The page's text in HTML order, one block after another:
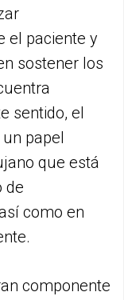
el paciente y
sostener los
sentido, el
papel
que está
de
como en
componente